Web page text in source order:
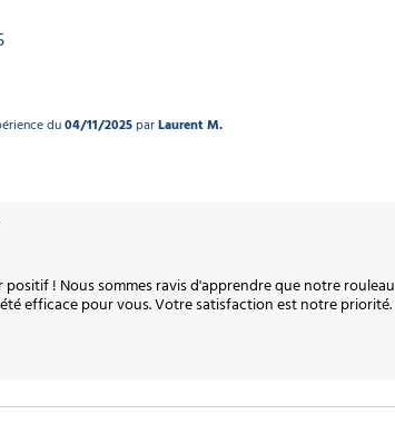
du04/11/2025parLaurent M.
! Nous sommes ravis d'apprendre que notre rouleau
efficace pour vous. Votre satisfaction est notre priorité.